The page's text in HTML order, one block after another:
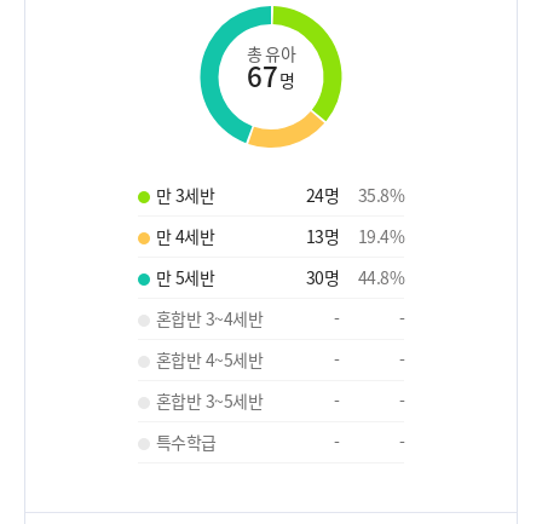
총 유아
67명
만 3세반 24명 35.8%
만 4세반
13명 19.4%
만 5세반
30명 44.8%
혼합반 3~4세반
-
-
혼합반 4~5세반
-
-
혼합반 3~5세반
-
-
특수학급
- -